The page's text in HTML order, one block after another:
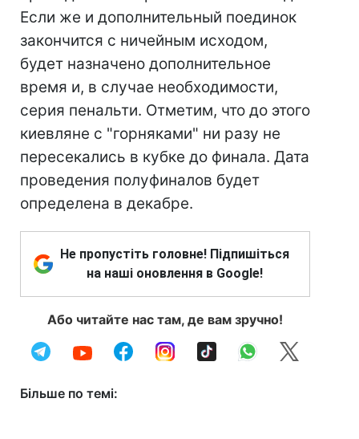
Если же и дополнительный поединок
закончится с ничейным исходом,
будет назначено дополнительное
время и, в случае необходимости,
серия пенальти. Отметим, что до этого
киевляне с "горняками" ни разу не
пересекались в кубке до финала. Дата
проведения полуфиналов будет
определена в декабре.
Не пропустіть головне! Підпишіться
на наші оновлення в Google!
Або читайте нас там, де вам зручно!
Більше по темі: